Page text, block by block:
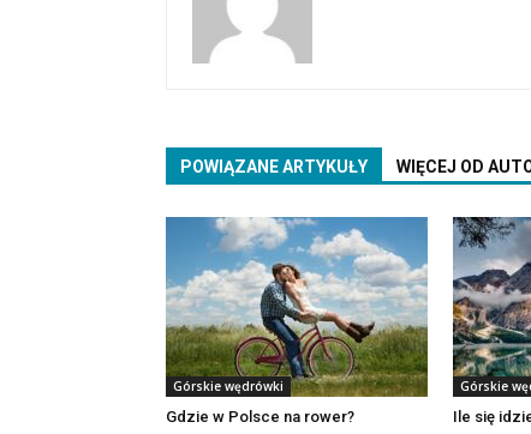
POWIĄZANE ARTYKUŁY WIĘCEJ OD
Górskie wędrówki
Gdzie w Polsce na rower?
Górskie
Ile się